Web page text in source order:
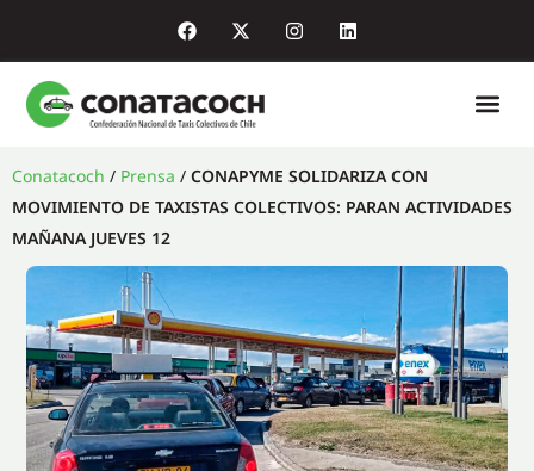
Conatacoch / Prensa / CONAPYME SOLIDARIZA CON
MOVIMIENTO DE TAXISTAS COLECTIVOS: PARAN ACTIVIDADES
MAÑANA JUEVES 12